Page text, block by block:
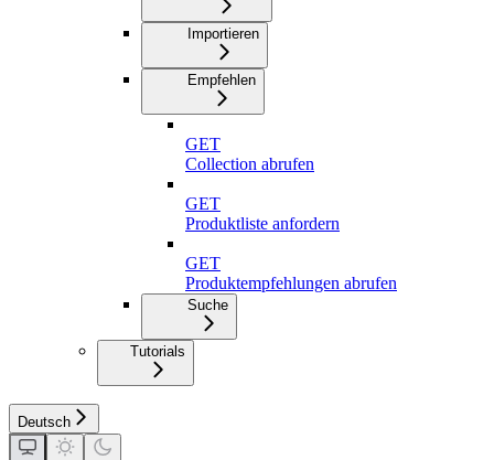
Importieren
Empfehlen
GET
Collection abrufen
GET
Produktliste anfordern
GET
Produktempfehlungen abrufen
Suche
Tutorials
Deutsch